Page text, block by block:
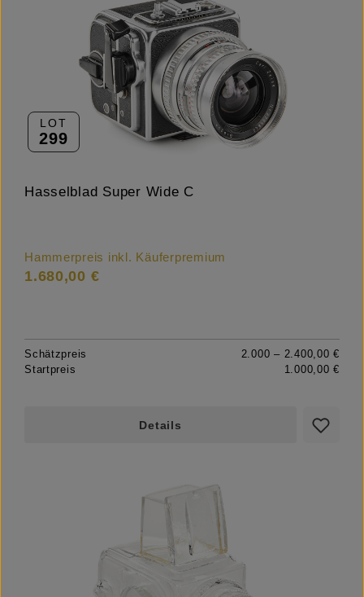
LOT
299
Hasselblad Super Wide C
Hammerpreis inkl. Käuferpremium
1.680,00 €
Schätzpreis
2.000 – 2.400,00 €
Startpreis
1.000,00 €
Details